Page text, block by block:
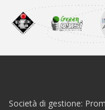
Società di gestione: